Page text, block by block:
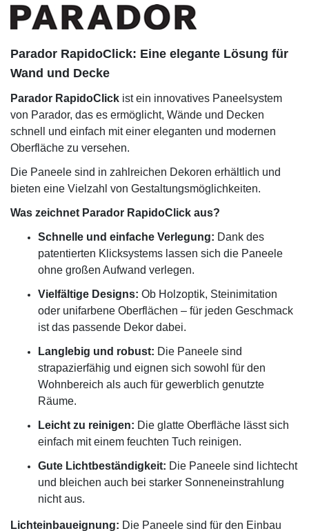
Parador RapidoClick: Eine elegante Lösung für
Wand und Decke
Parador RapidoClick ist ein innovatives Paneelsystem
von Parador, das es ermöglicht, Wände und Decken
schnell und einfach mit einer eleganten und modernen
Oberfläche zu versehen.
Die Paneele sind in zahlreichen Dekoren erhältlich und
bieten eine Vielzahl von Gestaltungsmöglichkeiten.
Was zeichnet Parador RapidoClick aus?
Schnelle und einfache Verlegung: Dank des
patentierten Klicksystems lassen sich die Paneele
ohne großen Aufwand verlegen.
Vielfältige Designs: Ob Holzoptik, Steinimitation
oder unifarbene Oberflächen – für jeden Geschmack
ist das passende Dekor dabei.
Langlebig und robust: Die Paneele sind
strapazierfähig und eignen sich sowohl für den
Wohnbereich als auch für gewerblich genutzte
Räume.
Leicht zu reinigen: Die glatte Oberfläche lässt sich
einfach mit einem feuchten Tuch reinigen.
Gute Lichtbeständigkeit: Die Paneele sind lichtecht
und bleichen auch bei starker Sonneneinstrahlung
nicht aus.
Lichteinbaueignung: Die Paneele sind für den Einbau